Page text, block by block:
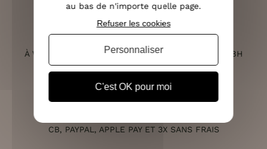
À VOTRE ÉCOUTE DU LUNDI AU SAMEDI DE 10H À 18H
CB, PAYPAL, APPLE PAY ET 3X SANS FRAIS
au bas de n'importe quelle page.
C'est OK pour moi
Refuser les cookies
Personnaliser